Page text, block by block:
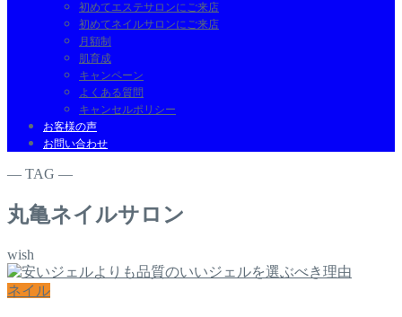
初めてエステサロンにご来店
初めてネイルサロンにご来店
月額制
肌育成
キャンペーン
よくある質問
キャンセルポリシー
お客様の声
お問い合わせ
― TAG ―
丸亀ネイルサロン
wish
ネイル